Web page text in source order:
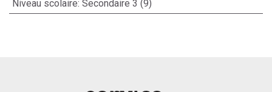
Niveau scolaire: Secondaire 3 (9)